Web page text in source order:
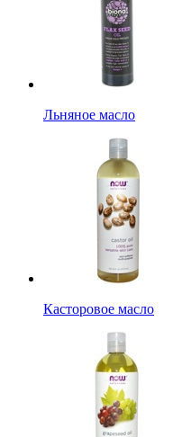
Льняное масло
Касторовое масло